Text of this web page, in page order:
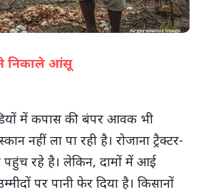
निकाले आंसू
में कपास की बंपर आवक भी
नहीं ला पा रही है। रोजाना ट्रैक्टर-
पहुंच रहे है। लेकिन, दामों में आई
पर पानी फेर दिया है। किसानों